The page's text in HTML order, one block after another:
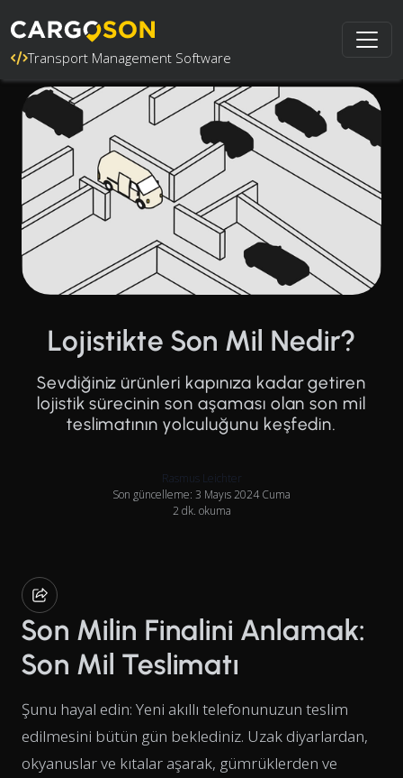
Transport Management Software
Lojistikte Son Mil Nedir?
Sevdiğiniz ürünleri kapınıza kadar getiren
lojistik sürecinin son aşaması olan son mil
teslimatının yolculuğunu keşfedin.
Rasmus Leichter
Son güncelleme: 3 Mayıs 2024 Cuma
2 dk. okuma
Son Milin Finalini Anlamak:
Son Mil Teslimatı
Şunu hayal edin: Yeni akıllı telefonunuzun teslim
edilmesini bütün gün beklediniz. Uzak diyarlardan,
okyanuslar ve kıtalar aşarak, gümrüklerden ve